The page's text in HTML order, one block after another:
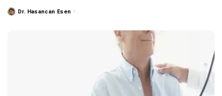
PostedDr. Hasancan Esen